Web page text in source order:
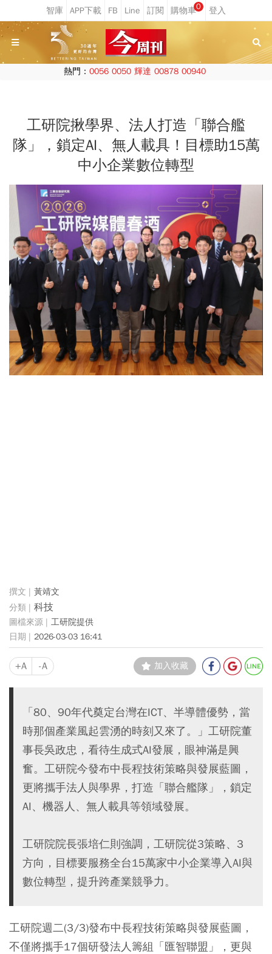
0
熱門： 0056 0050 輝達 00878 00940
工研院揪學界、法人打造「聯合艦
隊」，鎖定AI、無人載具！目標助15萬
中小企業數位轉型
黃靖文
科技
工研院提供
2026-03-03 16:41
+A -A 加入收藏
「80、90年代奠定台灣在ICT、半導體優勢，當
時那個產業風起雲湧的時刻又來了。」工研院董
事長吳政忠，看待生成式AI發展，眼神滿是興
奮。工研院今發布中長程技術策略與發展藍圖，
更將攜手法人與學界，打造「聯合艦隊」，鎖定
AI、機器人、無人載具等領域發展。
工研院院長張培仁則強調，工研院從3策略、3
方向，目標要服務全台15萬家中小企業導入AI與
數位轉型，提升跨產業競爭力。
工研院週二(3/3)發布中長程技術策略與發展藍圖，
不僅將攜手17個研發法人籌組「匯智聯盟」，更與